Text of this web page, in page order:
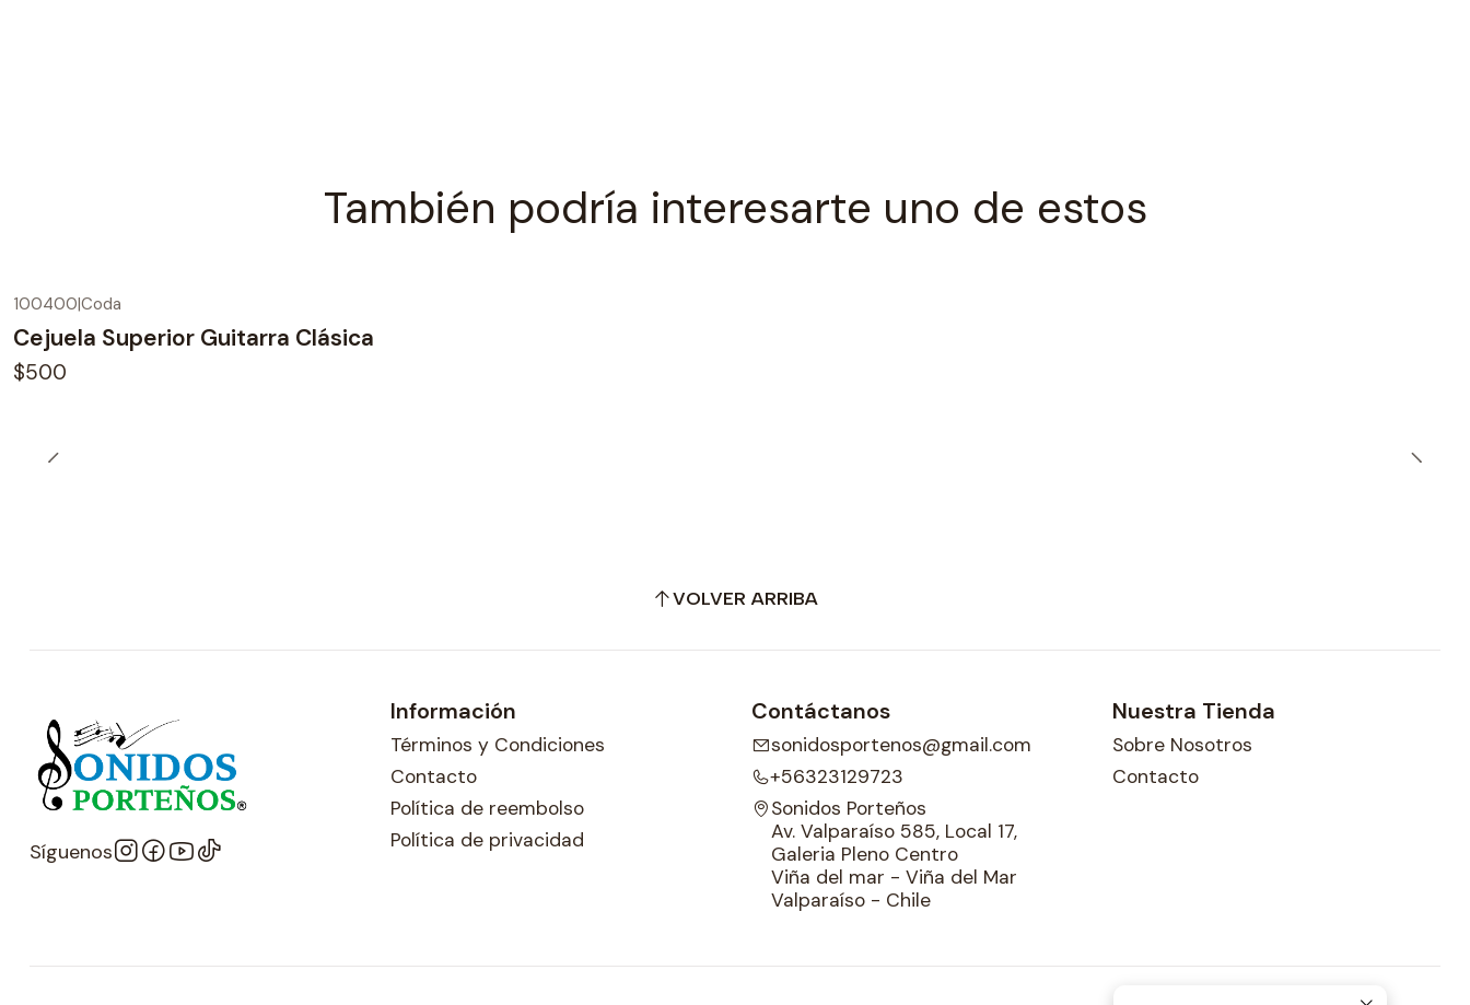
También podría interesarte uno de estos
100400|Coda
Cejuela Superior Guitarra Clásica
$500
VOLVER ARRIBA
Síguenos
Información
Términos y Condiciones
Contacto
Política de reembolso
Política de privacidad
Contáctanos
sonidosportenos@gmail.com
+56323129723
Sonidos Porteños
Av. Valparaíso 585, Local 17,
Galeria Pleno Centro
Viña del mar - Viña del Mar
Valparaíso - Chile
Nuestra Tienda
Sobre Nosotros
Contacto